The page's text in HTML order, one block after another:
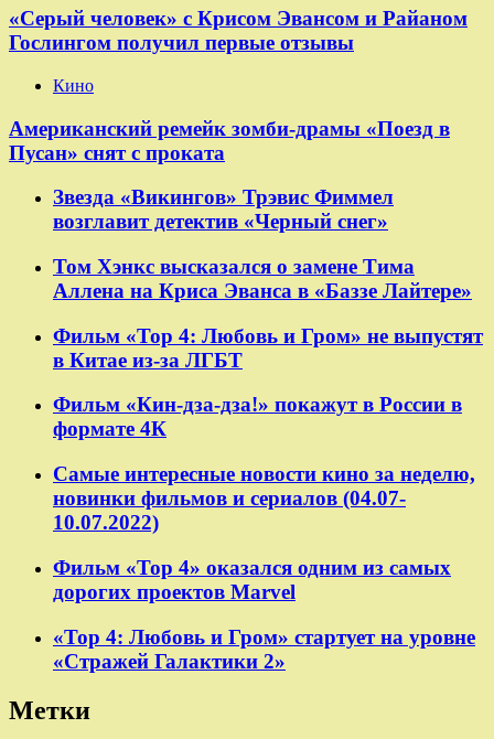
«Серый человек» с Крисом Эвансом и Райаном
Гослингом получил первые отзывы
Кино
Американский ремейк зомби-драмы «Поезд в
Пусан» снят с проката
Звезда «Викингов» Трэвис Фиммел
возглавит детектив «Черный снег»
Том Хэнкс высказался о замене Тима
Аллена на Криса Эванса в «Баззе Лайтере»
Фильм «Тор 4: Любовь и Гром» не выпустят
в Китае из-за ЛГБТ
Фильм «Кин-дза-дза!» покажут в России в
формате 4К
Самые интересные новости кино за неделю,
новинки фильмов и сериалов (04.07-
10.07.2022)
Фильм «Тор 4» оказался одним из самых
дорогих проектов Marvel
«Тор 4: Любовь и Гром» стартует на уровне
«Стражей Галактики 2»
Метки